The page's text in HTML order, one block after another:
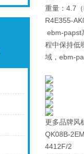
重量：4.7（
R4E355-
ebm-papst
程中保持低
域，ebm-
更多品牌风
QK08B-
4412F/2